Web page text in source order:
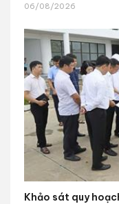
06/08/2026
Khảo sát quy